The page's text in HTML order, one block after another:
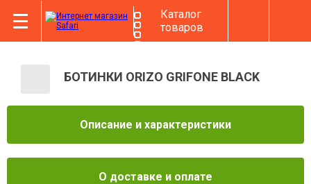
Каталог
товаров
БОТИНКИ ORIZO GRIFONE BLACK
Описание и характеристики
О доставке и оплате